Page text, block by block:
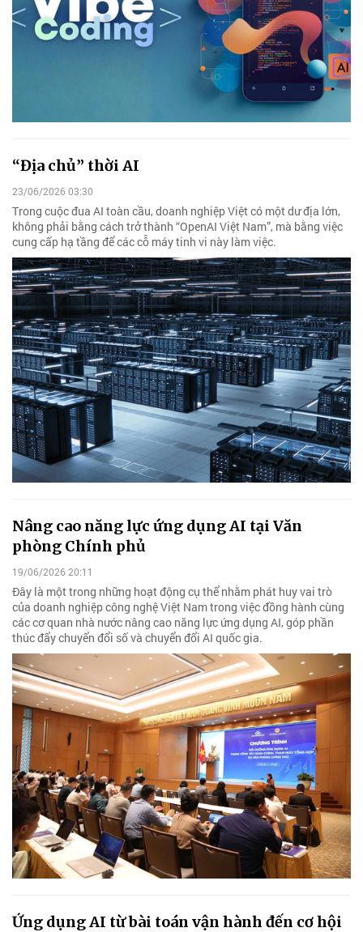
“Địa chủ” thời AI
23/06/2026 03:30
Trong cuộc đua AI toàn cầu, doanh nghiệp Việt có một dư địa lớn,
không phải bằng cách trở thành “OpenAI Việt Nam”, mà bằng việc
cung cấp hạ tầng để các cỗ máy tinh vi này làm việc.
Nâng cao năng lực ứng dụng AI tại Văn
phòng Chính phủ
19/06/2026 20:11
Đây là một trong những hoạt động cụ thể nhằm phát huy vai trò
của doanh nghiệp công nghệ Việt Nam trong việc đồng hành cùng
các cơ quan nhà nước nâng cao năng lực ứng dụng AI, góp phần
thúc đẩy chuyển đổi số và chuyển đổi AI quốc gia.
Ứng dụng AI từ bài toán vận hành đến cơ hội